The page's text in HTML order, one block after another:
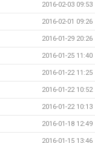
2016-02-03 09:53
2016-02-01 09:26
2016-01-29 20:26
2016-01-25 11:40
2016-01-22 11:25
2016-01-22 10:52
2016-01-22 10:13
2016-01-18 12:49
2016-01-15 13:46